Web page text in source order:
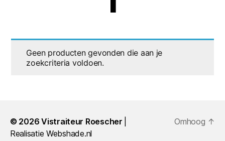
Geen producten gevonden die aan je
zoekcriteria voldoen.
© 2026Vistraiteur Roescher Omhoog ↑